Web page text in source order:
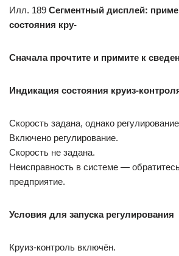
Илл. 189 Сегментный дисплей:
состояния кру-
Сначала прочтите и примите к
Индикация состояния круиз-
Скорость задана, однако
Включено регулирование.
Скорость не задана.
Неисправность в системе —
предприятие.
Условия для запуска регулирования
Круиз-контроль включён.